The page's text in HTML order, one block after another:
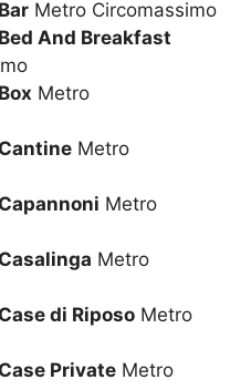
Metro Circomassimo
And Breakfast
Metro
Metro
Metro
Metro
di Riposo Metro
Private Metro